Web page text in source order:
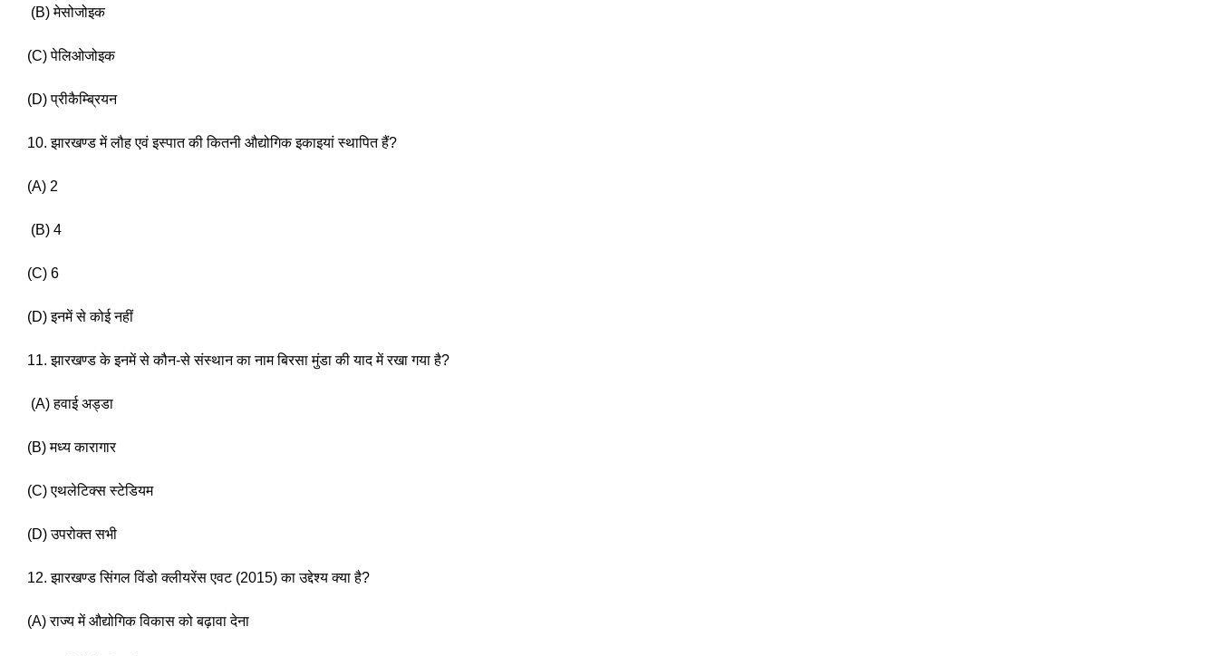
(B) मेसोजोइक
(C) पेलिओजोइक
(D) प्रीकैम्ब्रियन
10. झारखण्ड में लौह एवं इस्पात की कितनी औद्योगिक इकाइयां स्थापित हैं?
(A) 2
(B) 4
(C) 6
(D) इनमें से कोई नहीं
11. झारखण्ड के इनमें से कौन-से संस्थान का नाम बिरसा मुंडा की याद में रखा गया है?
(A) हवाई अड्डा
(B) मध्य कारागार
(C) एथलेटिक्स स्टेडियम
(D) उपरोक्त सभी
12. झारखण्ड सिंगल विंडो क्लीयरेंस एवट (2015) का उद्देश्य क्या है?
(A) राज्य में औद्योगिक विकास को बढ़ावा देना